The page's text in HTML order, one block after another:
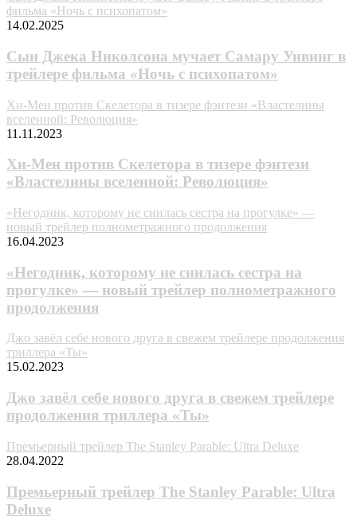
фильма «Ночь с психопатом»
14.02.2025
Сын Джека Николсона мучает Самару Уивинг в
трейлере фильма «Ночь с психопатом»
Хи-Мен против Скелетора в тизере фэнтези «Властелины
вселенной: Революция»
11.11.2023
Хи-Мен против Скелетора в тизере фэнтези
«Властелины вселенной: Революция»
«Негодник, которому не снилась сестра на прогулке» —
новый трейлер полнометражного продолжения
16.04.2023
«Негодник, которому не снилась сестра на
прогулке» — новый трейлер полнометражного
продолжения
Джо завёл себе нового друга в свежем трейлере продолжения
триллера «Ты»
15.02.2023
Джо завёл себе нового друга в свежем трейлере
продолжения триллера «Ты»
Премьерный трейлер The Stanley Parable: Ultra Deluxe
28.04.2022
Премьерный трейлер The Stanley Parable: Ultra
Deluxe